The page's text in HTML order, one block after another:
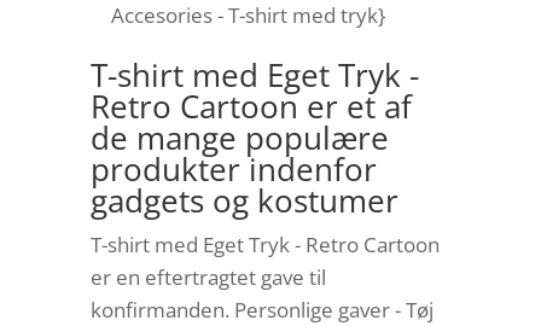
Accesories - T-shirt med tryk}
T-shirt med Eget Tryk -
Retro Cartoon er et af
de mange populære
produkter indenfor
gadgets og kostumer
T-shirt med Eget Tryk - Retro Cartoon
er en eftertragtet gave til
konfirmanden. Personlige gaver - Tøj